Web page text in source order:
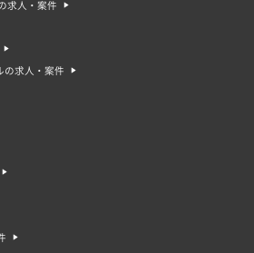
求人・案件
の求人・案件